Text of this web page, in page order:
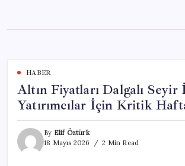
content
HABER
Altın Fiyatları Dalgalı Seyir
Yatırımcılar İçin Kritik
By Elif Öztürk
18 Mayıs 2026
2 Min Read